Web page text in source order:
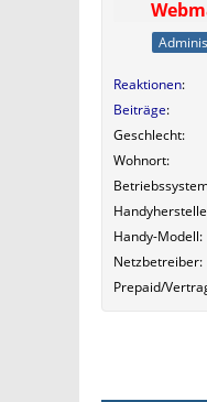
Reaktionen
Beiträge
Geschlecht
Wohnort
Handy-Modell
Netzbetreiber
Prepaid/